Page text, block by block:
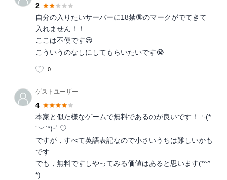
2
自分の入りたいサーバーに18禁🔞のマークがでてきて
入れません！！
ここは不便です😢
こういうのなしにしてもらいたいです😭
0
ゲストユーザー
4
本家と似た様なゲームで無料であるのが良いです！╰(*
´︶`*)╯♡
ですが，すべて英語表記なので小さいうちは難しいかも
です……
でも，無料ですしやってみる価値はあると思います(*^^
*)